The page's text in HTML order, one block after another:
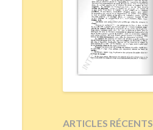
ARTICLES RÉCENTS